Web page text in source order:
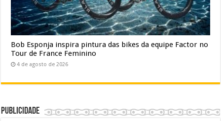
Bob Esponja inspira pintura das bikes da equipe Factor no
Tour de France Feminino
4 de agosto de 2026
Publicidade